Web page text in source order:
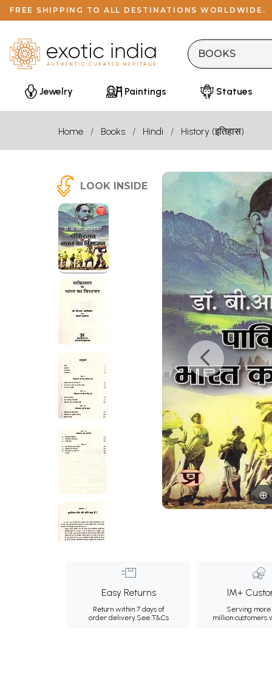
FREE SHIPPING TO ALL DESTINATIONS WORLDWIDE.
Jewelry Paintings Statues
Home Books Hindi History (इतिहास)
LOOK INSIDE
Easy Returns
Return within 7 days of
order delivery.See T&Cs
1M+
Serving more
million customers